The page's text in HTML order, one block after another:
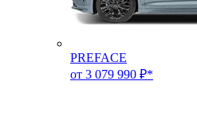
PREFACE
от 3 079 990 ₽*